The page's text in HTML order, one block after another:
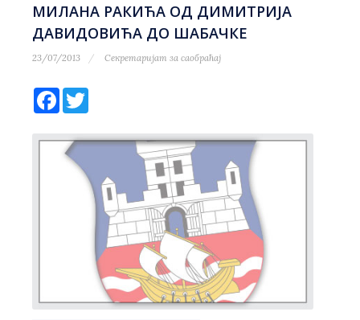
МИЛАНА РАКИЋА ОД ДИМИТРИЈА
ДАВИДОВИЋА ДО ШАБАЧКЕ
23/07/2013 Секретаријат за саобраћај
Facebook